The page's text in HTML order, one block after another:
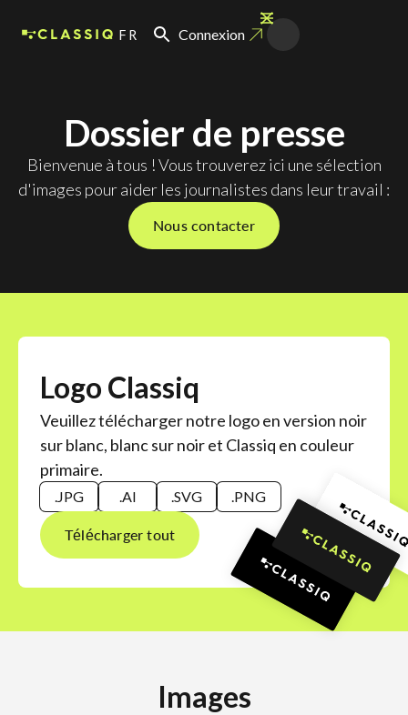
FR Connexion
Dossier de presse
Bienvenue à tous ! Vous trouverez ici une sélection
d'images pour aider les journalistes dans leur travail :
Nous contacter
Logo Classiq
Veuillez télécharger notre logo en version noir
sur blanc, blanc sur noir et Classiq en couleur
primaire.
.JPG .AI .SVG .PNG
Télécharger tout
Images